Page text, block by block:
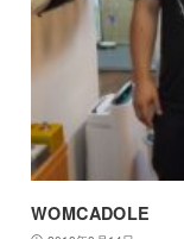
WOMCADOLE